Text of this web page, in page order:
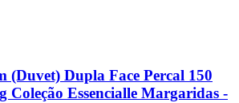
(Duvet) Dupla Face Percal 150
Coleção Essencialle Margaridas -